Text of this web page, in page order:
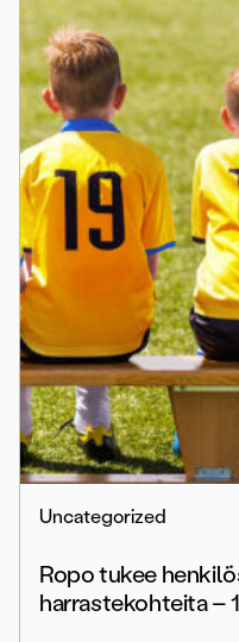
Uncategorized
Ropo tukee
harrastekohteita –